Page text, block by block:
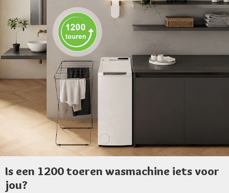
Is een 1200 toeren wasmachine iets voor
jou?